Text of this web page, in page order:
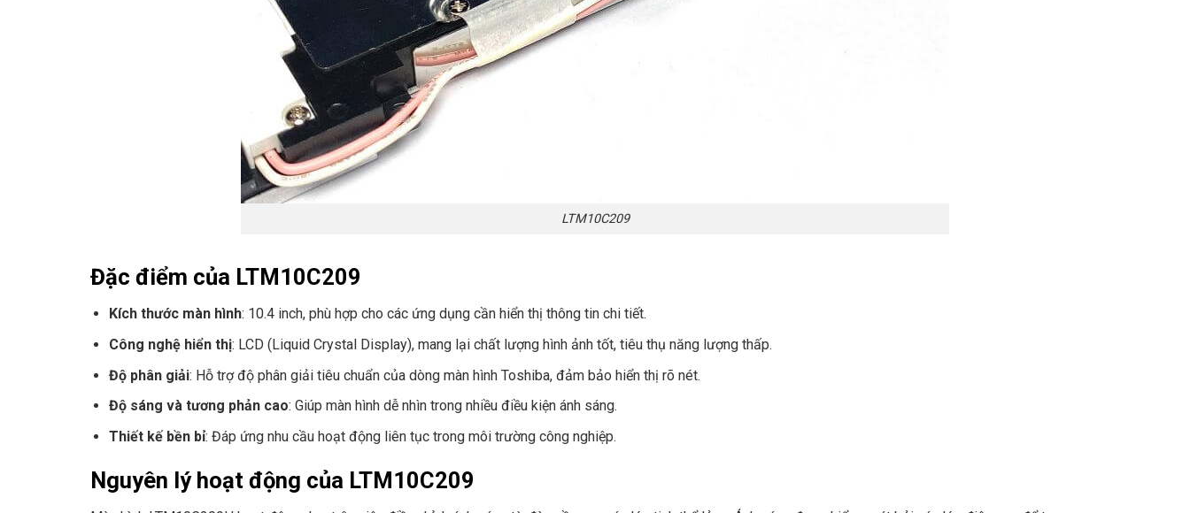
LTM10C209
Đặc điểm của LTM10C209
Kích thước màn hình: 10.4 inch, phù hợp cho các ứng dụng cần hiển thị thông tin chi tiết.
Công nghệ hiển thị: LCD (Liquid Crystal Display), mang lại chất lượng hình ảnh tốt, tiêu thụ năng lượng thấp.
Độ phân giải: Hỗ trợ độ phân giải tiêu chuẩn của dòng màn hình Toshiba, đảm bảo hiển thị rõ nét.
Độ sáng và tương phản cao: Giúp màn hình dễ nhìn trong nhiều điều kiện ánh sáng.
Thiết kế bền bỉ: Đáp ứng nhu cầu hoạt động liên tục trong môi trường công nghiệp.
Nguyên lý hoạt động của LTM10C209